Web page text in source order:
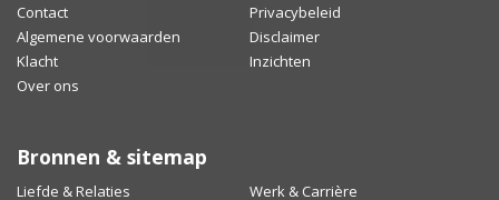
Contact
Privacybeleid
Algemene voorwaarden
Disclaimer
Klacht
Inzichten
Over ons
Bronnen & sitemap
Liefde & Relaties Werk & Carrière